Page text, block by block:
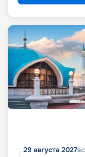
29 августа 2027вс